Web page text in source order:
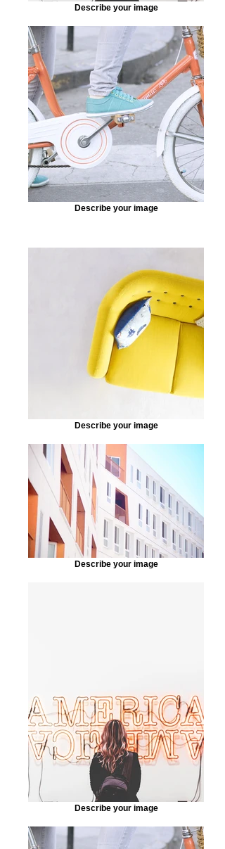
Describe your image
Describe your image
Describe your image
Describe your image
Describe your image